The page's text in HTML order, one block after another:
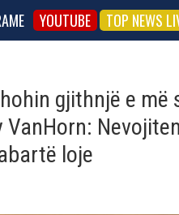
YOUTUBE TOP NEWS
gjithnjë e më
VanHorn:
loje